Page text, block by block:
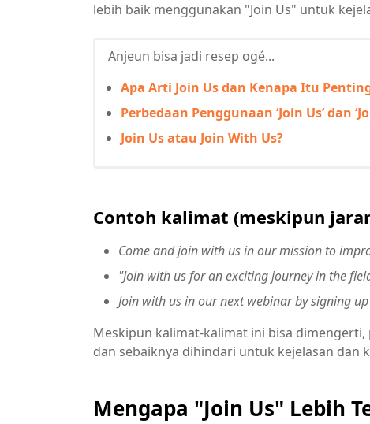
lebih baik menggunakan "Join Us" untuk
Anjeun bisa jadi resep ogé...
Apa Arti Join Us dan Kenapa Itu
Perbedaan Penggunaan ‘Join Us’ dan
Join Us atau Join With Us?
Contoh kalimat (meskipun
Come and join with us in our mission to
"Join with us for an exciting journey in the
Join with us in our next webinar by signing
Meskipun kalimat-kalimat ini bisa
dan sebaiknya dihindari untuk kejelasan dan
Mengapa "Join Us" Lebih